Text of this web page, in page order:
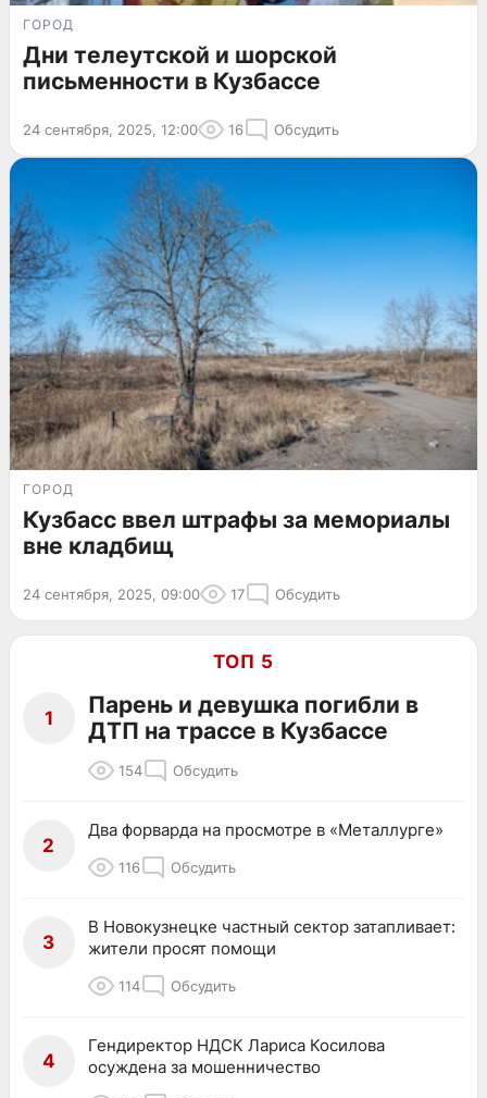
ГОРОД
Дни телеутской и шорской
письменности в Кузбассе
24 сентября, 2025, 12:00 16 Обсудить
ГОРОД
Кузбасс ввел штрафы за мемориалы
вне кладбищ
24 сентября, 2025, 09:00 17 Обсудить
ТОП 5
1
Парень и девушка погибли в
ДТП на трассе в Кузбассе
154 Обсудить
2
Два форварда на просмотре в «Металлурге»
116 Обсудить
3
В Новокузнецке частный сектор затапливает:
жители просят помощи
114 Обсудить
4
Гендиректор НДСК Лариса Косилова
осуждена за мошенничество